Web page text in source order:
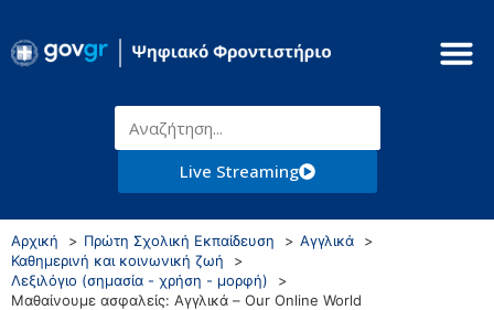
Live Streaming
Αρχική Πρώτη Σχολική Εκπαίδευση
Αγγλικά
Καθημερινή και κοινωνική ζωή
Λεξιλόγιο (σημασία - χρήση - μορφή)
Μαθαίνουμε ασφαλείς: Αγγλικά – Our Online World